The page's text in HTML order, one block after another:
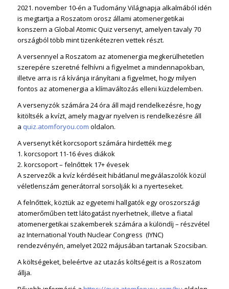
2021. november 10-én a Tudomány Világnapja alkalmából idén
is megtartja a Roszatom orosz állami atomenergetikai
konszern a Global Atomic Quiz versenyt, amelyen tavaly 70
országból több mint tizenkétezren vettek részt.
A versennyel a Roszatom az atomenergia megkerülhetetlen
szerepére szeretné felhívni a figyelmet a mindennapokban,
illetve arra is rá kívánja irányítani a figyelmet, hogy milyen
fontos az atomenergia a klímaváltozás elleni küzdelemben.
A versenyzók számára 24 óra áll majd rendelkezésre, hogy
kitöltsék a kvízt, amely magyar nyelven is rendelkezésre áll
a quiz.atomforyou.com oldalon.
A versenyt két korcsoport számára hirdették meg:
1. korcsoport 11-16 éves diákok
2. korcsoport – felnőttek 17+ évesek
A szervezők a kvíz kérdéseit hibátlanul megválaszolók közül
véletlenszám generátorral sorsolják ki a nyerteseket.
A felnőttek, köztük az egyetemi hallgatók egy oroszországi
atomerőműben tett látogatást nyerhetnek, illetve a fiatal
atomenergetikai szakemberek számára a különdíj – részvétel
az International Youth Nuclear Congress (IYNC)
rendezvényén, amelyet 2022 májusában tartanak Szocsiban.
A költségeket, beleértve az utazás költségeit is a Roszatom
állja.